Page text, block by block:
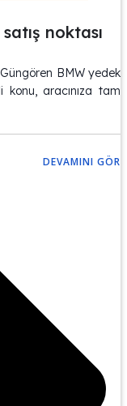
noktası
BMW yedek
konu, aracınıza tam
DEVAMINI GÖR